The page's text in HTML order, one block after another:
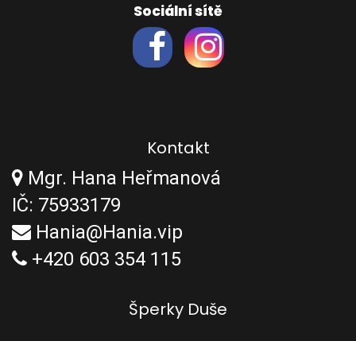
Sociální sítě
Kontakt
Mgr. Hana Heřmanová
IČ: 75933179
Hania@Hania.vip
+420 603 354 115
Šperky Duše